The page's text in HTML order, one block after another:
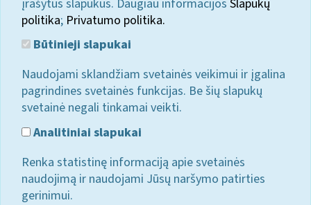
įrašytus slapukus. Daugiau informacijos Slapukų
politika; Privatumo politika.
Būtinieji slapukai
Naudojami sklandžiam svetainės veikimui ir įgalina
pagrindines svetainės funkcijas. Be šių slapukų
svetainė negali tinkamai veikti.
Analitiniai slapukai
Renka statistinę informaciją apie svetainės
naudojimą ir naudojami Jūsų naršymo patirties
gerinimui.